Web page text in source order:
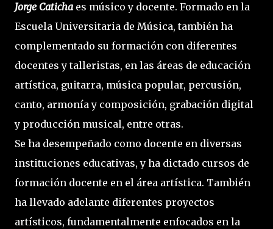
Jorge Caticha es músico y docente. Formado en la
Escuela Universitaria de Música, también ha
complementado su formación con diferentes
docentes y talleristas, en las áreas de educación
artística, guitarra, música popular, percusión,
canto, armonía y composición, grabación digital
y producción musical, entre otras.
Se ha desempeñado como docente en diversas
instituciones educativas, y ha dictado cursos de
formación docente en el área artística. También
ha llevado adelante diferentes proyectos
artísticos, fundamentalmente enfocados en la